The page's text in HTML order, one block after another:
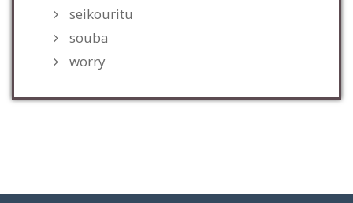
seikouritu
souba
worry